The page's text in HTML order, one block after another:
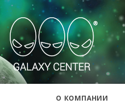
Galaxy
О КОМПАНИИ